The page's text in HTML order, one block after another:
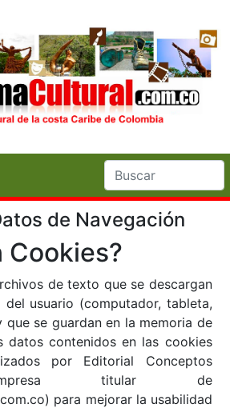
de Navegación
Cookies?
de texto que se descargan
usuario (computador, tableta,
se guardan en la memoria de
datos contenidos en las cookies
por Editorial Conceptos
titular de
para mejorar la usabilidad